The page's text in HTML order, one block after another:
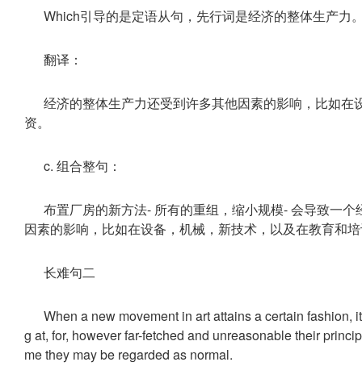
Which引导的是定语从句，先行词是经济的整体生产力
翻译：
经济的整体生产力还受到许多其他因素的影响，比如
资。
c. 组合整句：
布置厂房的新方法- 所有的重组，缩小规模- 会导致一
因素的影响，比如在设备，机械，新技术，以及在教育和
长难句二
When a new movement in art attains a certain
g at, for, however far-fetched and unreasonable their
me they may be regarded as normal.